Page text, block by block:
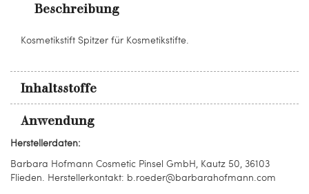
Beschreibung
Kosmetikstift Spitzer für Kosmetikstifte.
Inhaltsstoffe
Anwendung
Herstellerdaten:
Barbara Hofmann Cosmetic Pinsel GmbH, Kautz 50, 36103
Flieden. Herstellerkontakt: b.roeder@barbarahofmann.com